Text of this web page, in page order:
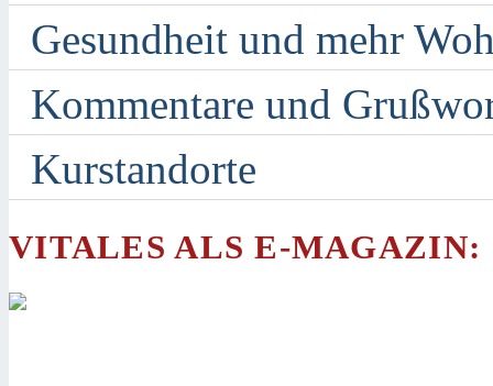
Gesundheit und mehr
Kommentare und
Kurstandorte
VITALES ALS E-MAGAZIN: